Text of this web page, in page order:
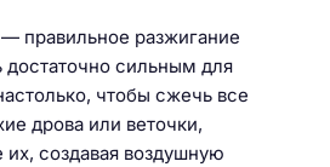
правильное разжигание
сильным для
чтобы сжечь все
дрова или веточки,
их, создавая воздушную